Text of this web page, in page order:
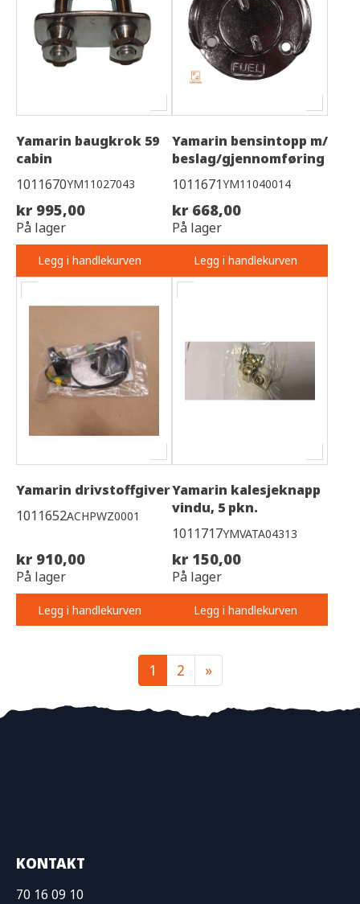
Yamarin baugkrok 59
cabin
1011670YM11027043
kr 995,00
På lager
Legg i handlekurven
Yamarin bensintopp m/
beslag/gjennomføring
1011671YM11040014
kr 668,00
På lager
Legg i handlekurven
Yamarin drivstoffgiver
1011652ACHPWZ0001
kr 910,00
På lager
Legg i handlekurven
Yamarin kalesjeknapp
vindu, 5 pkn.
1011717YMVATA04313
kr 150,00
På lager
Legg i handlekurven
1 2 »
KONTAKT
70 16 09 10